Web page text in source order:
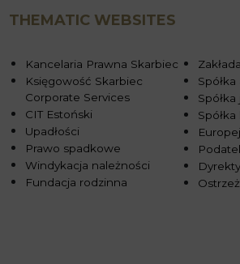
THEMATIC WEBSITES
Kancelaria Prawna Skarbiec
Księgowość Skarbiec
Corporate Services
CIT Estoński
Upadłości
Prawo spadkowe
Windykacja należności
Fundacja rodzinna